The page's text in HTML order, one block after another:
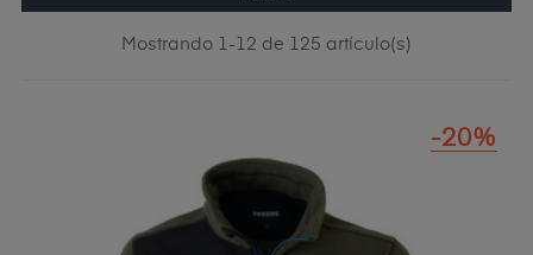
Mostrando 1-12 de 125 artículo(s)
-20%